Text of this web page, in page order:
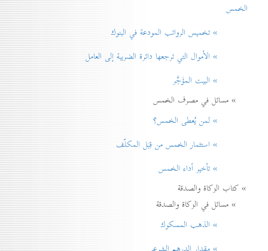
الخمس
» تخميس الرواتب المودعة في البنوك
» الأموال التي ترجعها دائرة الضريبة إلی العامل
» البيت المؤَجَّر
» مسائل في مصرف الخمس
» لمن يُعطی الخمس؟
» استثمار الخمس من قِبَل المكلّف
» تأخير أداء الخمس
» كتاب الزكاة والصدقة
» مسائل في الزكاة والصدقة
» الذهب المسكوك